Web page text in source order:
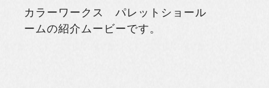
カラーワークス パレットショール
ームの紹介ムービーです。